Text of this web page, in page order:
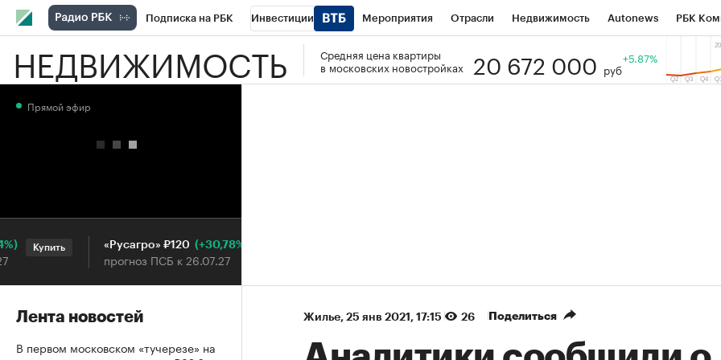
Подписка на РБК Инвестиции Мероприятия Отрасли Недвижимость Autonews РБК
РБК Вино Спорт Школа управления РБК РБК Образование Тренды
НЕДВИЖИМОСТЬ
Средняя цена квартиры
в московских новостройках
20 672 000 руб
+5.87%
Жилье⁠, 25 янв 2021, 17:15 26 Поделиться
Прямой эфир
Купить «Русагро» ₽120 (+30,78%)
прогноз ПСБ к 26.07.27
Лента новостей
В первом московском «тучерезе» на